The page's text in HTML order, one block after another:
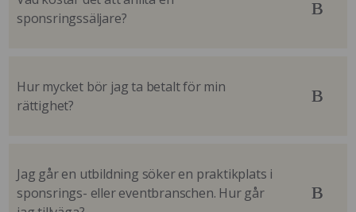
sponsringssäljare?
Hur mycket bör jag ta betalt för min
rättighet?
Jag går en utbildning söker en praktikplats i
sponsrings- eller eventbranschen. Hur går